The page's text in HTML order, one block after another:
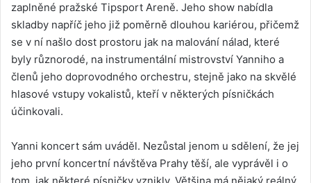
zaplněné pražské Tipsport Areně. Jeho show nabídla
skladby napříč jeho již poměrně dlouhou kariérou, přičemž
se v ní našlo dost prostoru jak na malování nálad, které
byly různorodé, na instrumentální mistrovství Yanniho a
členů jeho doprovodného orchestru, stejně jako na skvělé
hlasové vstupy vokalistů, kteří v některých písničkách
účinkovali.
Yanni koncert sám uváděl. Nezůstal jenom u sdělení, že jej
jeho první koncertní návštěva Prahy těší, ale vyprávěl i o